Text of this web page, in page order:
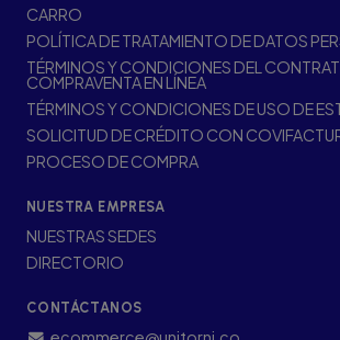
CARRO
POLÍTICA DE TRATAMIENTO DE DATOS
TÉRMINOS Y CONDICIONES DEL
COMPRAVENTA EN LÍNEA
TÉRMINOS Y CONDICIONES DE USO DE
SOLICITUD DE CRÉDITO CON
PROCESO DE COMPRA
NUESTRA EMPRESA
NUESTRAS SEDES
DIRECTORIO
CONTÁCTANOS